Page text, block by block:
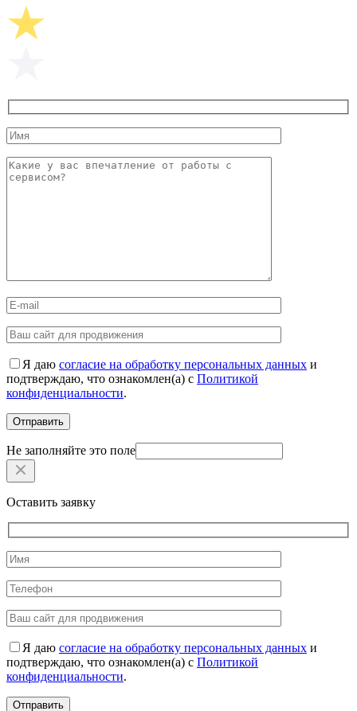
Я даю согласие на обработку персональных данных и
подтверждаю, что ознакомлен(а) с Политикой
конфиденциальности.
Не заполняйте это поле
Оставить заявку
Я даю согласие на обработку персональных данных и
подтверждаю, что ознакомлен(а) с Политикой
конфиденциальности.